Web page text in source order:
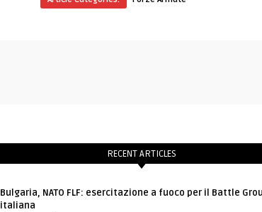
RECENT ARTICLES
Bulgaria, NATO FLF: esercitazione a fuoco per il Battle
italiana